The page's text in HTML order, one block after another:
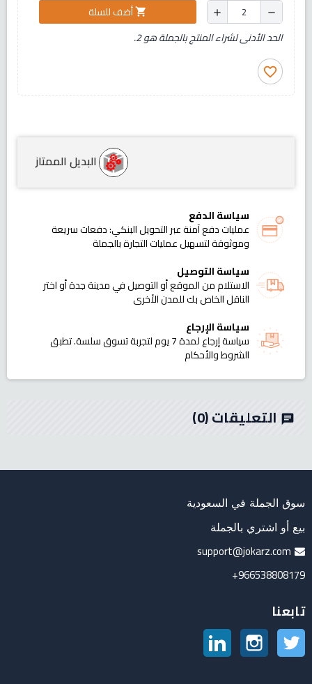
remove
add
shopping_cartأضف للسلة
الحد الأدنى لشراء المنتج بالجملة هو 2.
favorite_border
البديل الممتاز
سياسة الدفع
عمليات دفع آمنة عبر التحويل البنكي: دفعات سريعة
وموثوقة لتسهيل عمليات التجارة بالجملة
سياسة التوصيل
الاستلام من الموقع أو التوصيل في مدينة جدة أو اختر
الناقل الخاص بك للمدن الأخرى
سياسة الإرجاع
سياسة إرجاع لمدة 7 يوم لتجربة تسوق سلسة. تطبق
الشروط والأحكام
chat التعليقات(0)
سوق الجملة في السعودية
بيع أو اشتري بالجملة
support@jokarz.com
966538808179+
تابعنا
تويتر انستغرام